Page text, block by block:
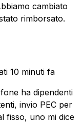
cambiato
rimborsato.
10 minuti fa
ha dipendenti
invio PEC per
fisso, uno mi dice